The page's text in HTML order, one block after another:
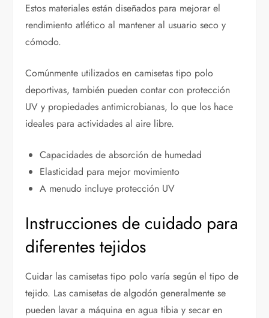
Estos materiales están diseñados para mejorar el
rendimiento atlético al mantener al usuario seco y
cómodo.
Comúnmente utilizados en camisetas tipo polo
deportivas, también pueden contar con protección
UV y propiedades antimicrobianas, lo que los hace
ideales para actividades al aire libre.
Capacidades de absorción de humedad
Elasticidad para mejor movimiento
A menudo incluye protección UV
Instrucciones de cuidado para
diferentes tejidos
Cuidar las camisetas tipo polo varía según el tipo de
tejido. Las camisetas de algodón generalmente se
pueden lavar a máquina en agua tibia y secar en